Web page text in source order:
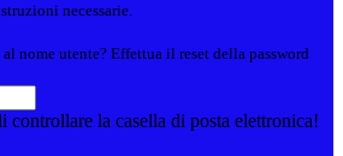
necessarie.
nome utente? Effettua il reset della password
controllare la casella di posta elettronica!